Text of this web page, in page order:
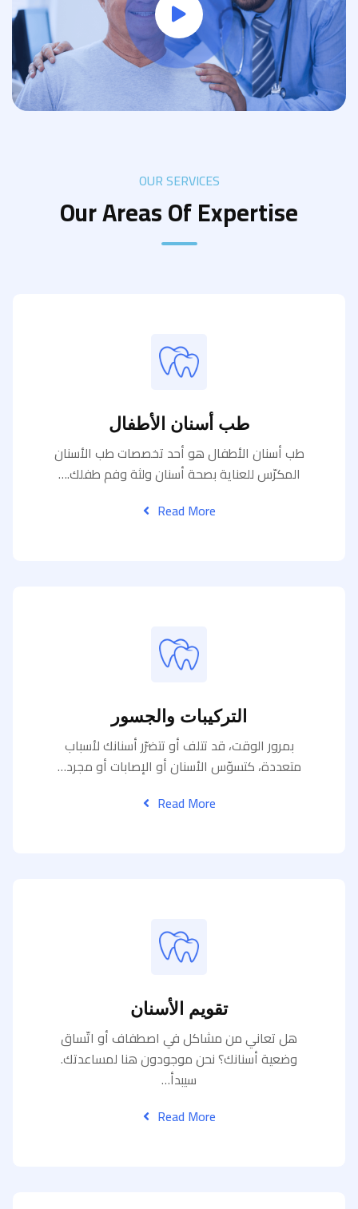
OUR SERVICES
Our Areas Of Expertise
طب أسنان الأطفال
طب أسنان الأطفال هو أحد تخصصات طب الأسنان
المكرّس للعناية بصحة أسنان ولثة وفم طفلك.…
Read More
التركيبات والجسور
بمرور الوقت، قد تتلف أو تتضرّر أسنانك لأسباب
متعددة، كتسوّس الأسنان أو الإصابات أو مجرد…
Read More
تقويم الأسنان
هل تعاني من مشاكل في اصطفاف أو اتّساق
وضعية أسنانك؟ نحن موجودون هنا لمساعدتك.
سيبدأ…
Read More